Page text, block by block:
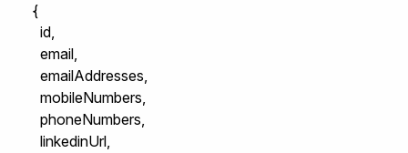
    {
      id,
      email,
      emailAddresses,
      mobileNumbers,
      phoneNumbers,
      linkedinUrl,